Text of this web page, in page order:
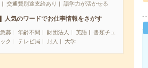
交通費別途支給あり
語学力が活かせる
人気のワードでお仕事情報をさがす
急募 年齢不問 財団法人 英語
書類チェ
ック
テレビ局 封入 大学